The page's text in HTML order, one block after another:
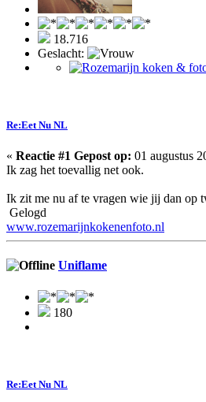
18.716
Geslacht:
Re:Eet Nu NL
« Reactie #1 Gepost op: 01 augustus
Ik zag het toevallig net ook.
Ik zit me nu af te vragen wie jij dan op
Gelogd
www.rozemarijnkokenenfoto.nl
Uniflame
180
Re:Eet Nu NL